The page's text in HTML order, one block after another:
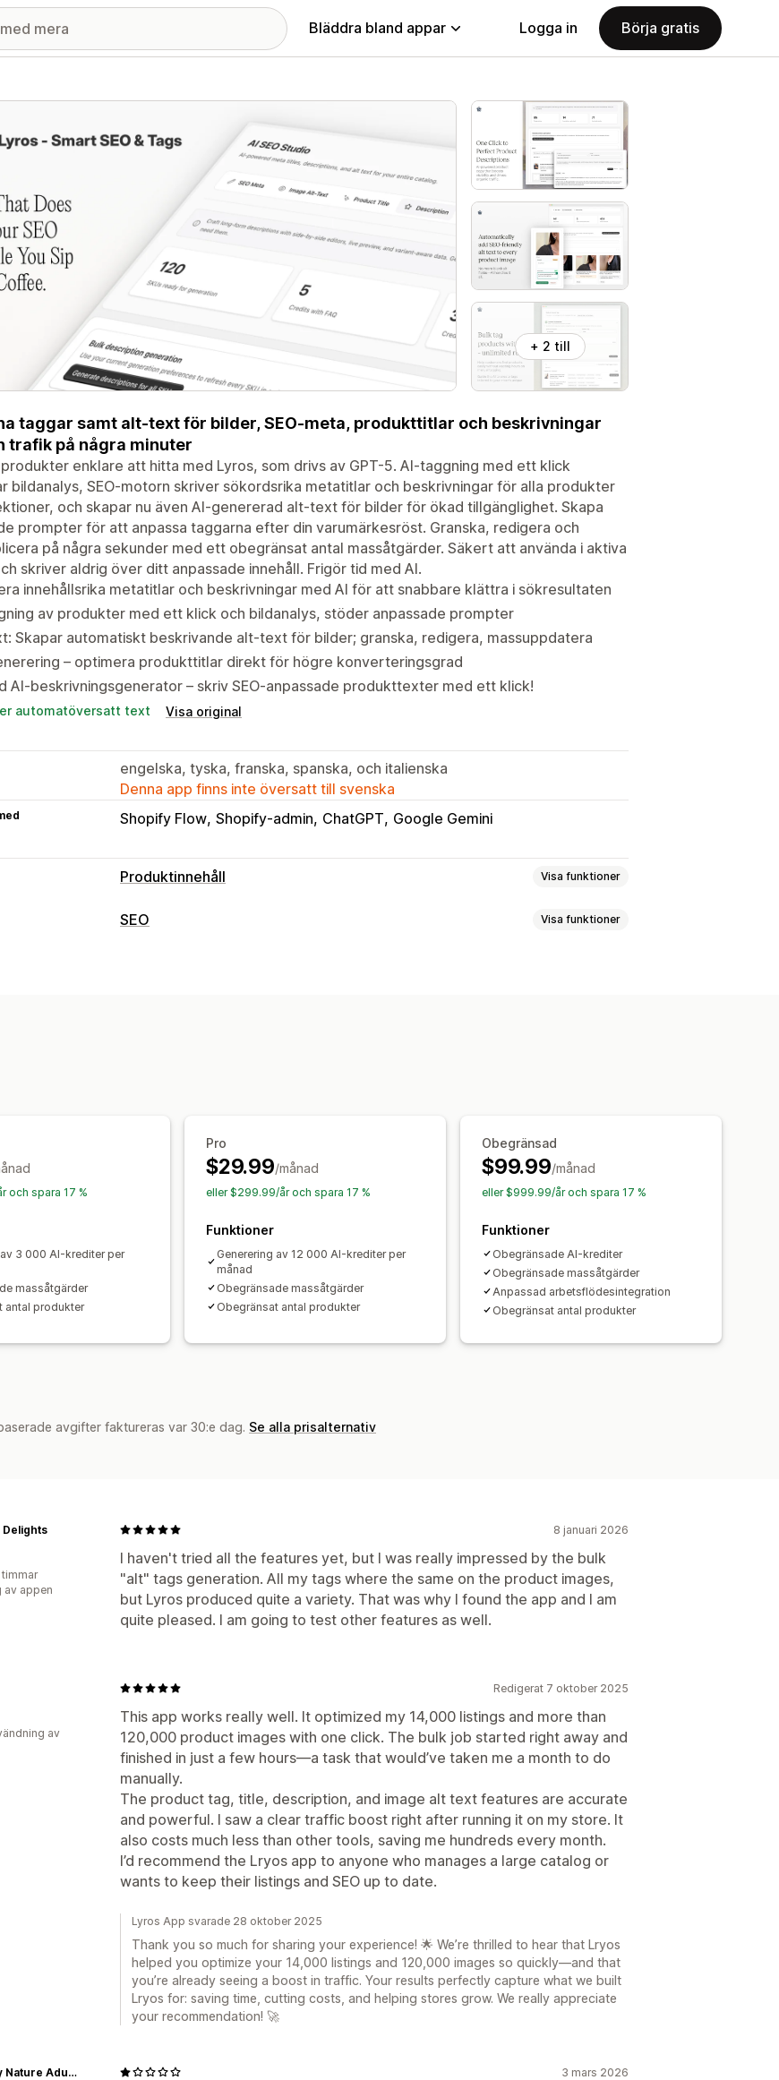
Bläddra bland appar Logga in Börja gratis
utvalda bilder
+ 2 till
taggar samt alt-text för bilder, SEO-meta, produkttitlar och beskrivningar
trafik på några minuter
produkter enklare att hitta med Lyros, som drivs av GPT-5. AI-taggning med ett klick
bildanalys, SEO-motorn skriver sökordsrika metatitlar och beskrivningar för alla produkter
och skapar nu även AI-genererad alt-text för bilder för ökad tillgänglighet. Skapa
prompter för att anpassa taggarna efter din varumärkesröst. Granska, redigera och
på några sekunder med ett obegränsat antal massåtgärder. Säkert att använda i aktiva
skriver aldrig över ditt anpassade innehåll. Frigör tid med AI.
innehållsrika metatitlar och beskrivningar med AI för att snabbare klättra i sökresultaten
av produkter med ett klick och bildanalys, stöder anpassade prompter
Skapar automatiskt beskrivande alt-text för bilder; granska, redigera, massuppdatera
– optimera produkttitlar direkt för högre konverteringsgrad
AI-beskrivningsgenerator – skriv SEO-anpassade produkttexter med ett klick!
automatöversatt text Visa original
engelska, tyska, franska, spanska, och italienska
Denna app finns inte översatt till svenska
Shopify Flow Shopify-admin ChatGPT Google Gemini
Produktinnehåll Visa funktioner
Innehållstyper
SEO Visa funktioner
och spara 17 %
3 000 AI-krediter per
massåtgärder
antal produkter
Pro
$29.99/månad
eller $299.99/år och spara 17 %
Funktioner
Generering av 12 000 AI-krediter per
månad
Obegränsade massåtgärder
Obegränsat antal produkter
Obegränsad
$99.99/månad
eller $999.99/år och spara 17 %
Funktioner
Obegränsade AI-krediter
Obegränsade massåtgärder
Anpassad arbetsflödesintegration
Obegränsat antal produkter
avgifter faktureras var 30:e dag. Se alla prisalternativ
8 januari 2026
I haven't tried all the features yet, but I was really impressed by the bulk
"alt" tags generation. All my tags where the same on the product images,
but Lyros produced quite a variety. That was why I found the app and I am
quite pleased. I am going to test other features as well.
Delights
av appen
Redigerat 7 oktober 2025
This app works really well. It optimized my 14,000 listings and more than
120,000 product images with one click. The bulk job started right away and
finished in just a few hours—a task that would’ve taken me a month to do
manually.
The product tag, title, description, and image alt text features are accurate
and powerful. I saw a clear traffic boost right after running it on my store. It
also costs much less than other tools, saving me hundreds every month.
I’d recommend the Lryos app to anyone who manages a large catalog or
wants to keep their listings and SEO up to date.
av
Lyros App svarade 28 oktober 2025
Thank you so much for sharing your experience! 🌟 We’re thrilled to hear that Lryos
helped you optimize your 14,000 listings and 120,000 images so quickly—and that
you’re already seeing a boost in traffic. Your results perfectly capture what we built
Lryos for: saving time, cutting costs, and helping stores grow. We really appreciate
your recommendation! 🚀
3 mars 2026
Naughty by Nature Adult Store